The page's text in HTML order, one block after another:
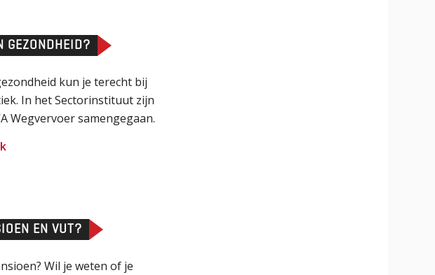
GEZONDHEID?
kun je terecht bij
In het Sectorinstituut zijn
Wegvervoer samengegaan.
EN VUT?
Wil je weten of je